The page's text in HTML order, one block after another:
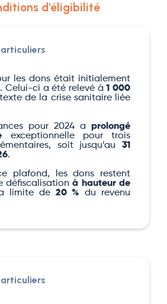
d'éligibilité
les dons était initialement
. Celui-ci a été relevé à1 000
de la crise sanitaire liée
pour 2024 a prolongé
exceptionnelle pour trois
soit jusqu’au 31
.
plafond, les dons restent
défiscalisationà hauteur de
limite de 20 % du revenu